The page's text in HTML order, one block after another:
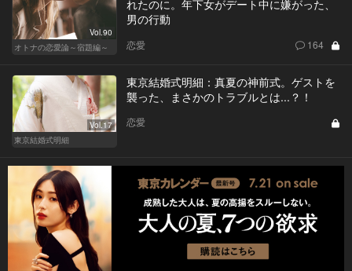
Vol.90
オトナの恋愛論～宿題編～
れたのに。年下女がデート中に嫌がった、
男の行動
恋愛 164
Vol.17
東京結婚式明細
東京結婚式明細：真夏の神前式。ゲストを
襲った、まさかのトラブルとは...？！
恋愛